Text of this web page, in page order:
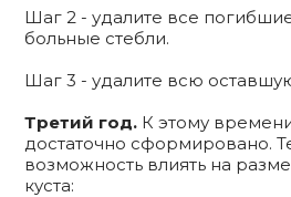
Шаг 2 - удалите все
больные стебли.
Шаг 3 - удалите всю
Третий год. К этому
достаточно сформировано.
возможность влиять на
куста: